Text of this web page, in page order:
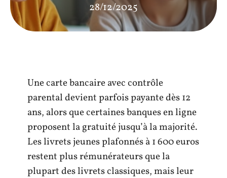
28/12/2025
Une carte bancaire avec contrôle
parental devient parfois payante dès 12
ans, alors que certaines banques en ligne
proposent la gratuité jusqu’à la majorité.
Les livrets jeunes plafonnés à 1 600 euros
restent plus rémunérateurs que la
plupart des livrets classiques, mais leur